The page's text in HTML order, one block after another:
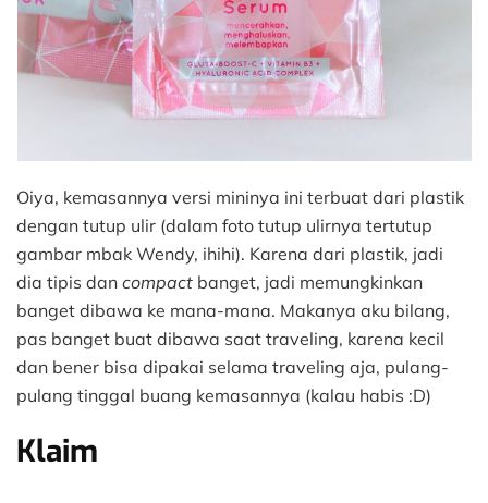
Oiya, kemasannya versi mininya ini terbuat dari plastik
dengan tutup ulir (dalam foto tutup ulirnya tertutup
gambar mbak Wendy, ihihi). Karena dari plastik, jadi
dia tipis dan compact banget, jadi memungkinkan
banget dibawa ke mana-mana. Makanya aku bilang,
pas banget buat dibawa saat traveling, karena kecil
dan bener bisa dipakai selama traveling aja, pulang-
pulang tinggal buang kemasannya (kalau habis :D)
Klaim